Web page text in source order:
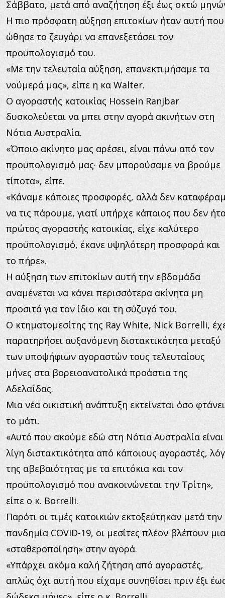
Σάββατο, μετά από αναζήτηση έξι έως οκτώ
Η πιο πρόσφατη αύξηση επιτοκίων ήταν αυτή
ώθησε το ζευγάρι να επανεξετάσει τον
προϋπολογισμό του.
«Με την τελευταία αύξηση, επανεκτιμήσαμε τα
νούμερά μας», είπε η κα Walter.
Ο αγοραστής κατοικίας Hossein Ranjbar
δυσκολεύεται να μπει στην αγορά ακινήτων στη
Νότια Αυστραλία.
«Όποιο ακίνητο μας αρέσει, είναι πάνω από τον
προϋπολογισμό μας· δεν μπορούσαμε να βρούμε
τίποτα», είπε.
«Κάναμε κάποιες προσφορές, αλλά δεν
να τις πάρουμε, γιατί υπήρχε κάποιος που δεν
πρώτος αγοραστής κατοικίας, είχε καλύτερο
προϋπολογισμό, έκανε υψηλότερη προσφορά και
το πήρε».
Η αύξηση των επιτοκίων αυτή την εβδομάδα
αναμένεται να κάνει περισσότερα ακίνητα μη
προσιτά για τον ίδιο και τη σύζυγό του.
Ο κτηματομεσίτης της Ray White, Nick Borrelli,
παρατηρήσει αυξανόμενη διστακτικότητα μεταξύ
των υποψήφιων αγοραστών τους τελευταίους
μήνες στα βορειοανατολικά προάστια της
Αδελαΐδας.
Μια νέα οικιστική ανάπτυξη εκτείνεται όσο
το μάτι.
«Αυτό που ακούμε εδώ στη Νότια Αυστραλία
λίγη διστακτικότητα από κάποιους αγοραστές,
της αβεβαιότητας με τα επιτόκια και τον
προϋπολογισμό που ανακοινώνεται την Τρίτη»,
είπε ο κ. Borrelli.
Παρότι οι τιμές κατοικιών εκτοξεύτηκαν μετά την
πανδημία COVID-19, οι μεσίτες πλέον βλέπουν
«σταθεροποίηση» στην αγορά.
«Υπάρχει ακόμα καλή ζήτηση από αγοραστές,
απλώς όχι αυτή που είχαμε συνηθίσει πριν έξι